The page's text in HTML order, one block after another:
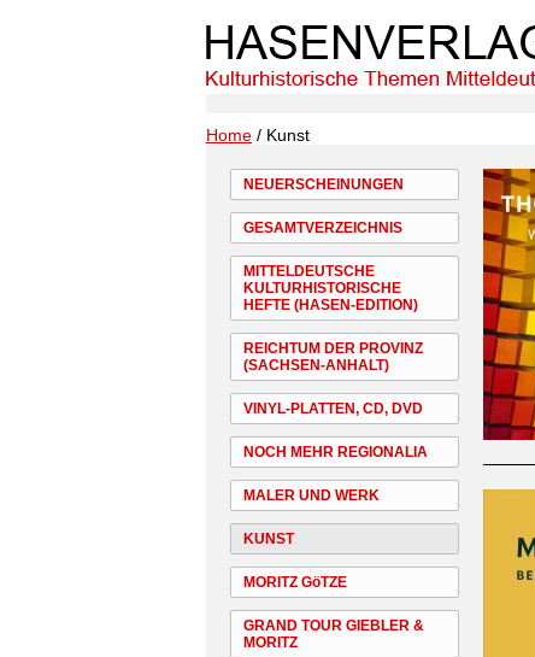
Home / Kunst
NEUERSCHEINUNGEN
GESAMTVERZEICHNIS
MITTELDEUTSCHE
KULTURHISTORISCHE
HEFTE (HASEN-EDITION)
REICHTUM DER PROVINZ
(SACHSEN-ANHALT)
VINYL-PLATTEN, CD, DVD
NOCH MEHR REGIONALIA
MALER UND WERK
KUNST
MORITZ GöTZE
GRAND TOUR GIEBLER &
MORITZ